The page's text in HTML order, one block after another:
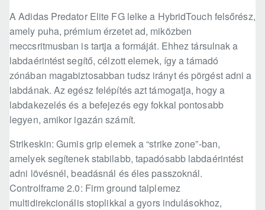
A Adidas Predator Elite FG lelke a HybridTouch felsőrész,
amely puha, prémium érzetet ad, miközben
meccsritmusban is tartja a formáját. Ehhez társulnak a
labdaérintést segítő, célzott elemek, így a támadó
zónában magabiztosabban tudsz irányt és pörgést adni a
labdának. Az egész felépítés azt támogatja, hogy a
labdakezelés és a befejezés egy fokkal pontosabb
legyen, amikor igazán számít.
Strikeskin: Gumis grip elemek a “strike zone”-ban,
amelyek segítenek stabilabb, tapadósabb labdaérintést
adni lövésnél, beadásnál és éles passzoknál.
Controlframe 2.0: Firm ground talplemez
multidirekcionális stoplikkal a gyors indulásokhoz,